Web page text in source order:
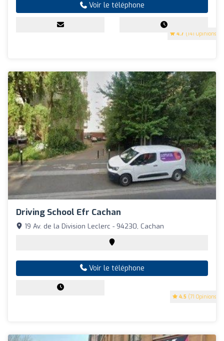
4.7 (141 Opinions)
Voir le téléphone
Driving School Efr Cachan
4.5 (71 Opinions)
19 Av. de la Division Leclerc - 94230, Cachan
Voir le téléphone